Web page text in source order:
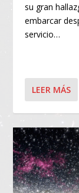
su gran
embarcar
servicio…
LEER MÁS